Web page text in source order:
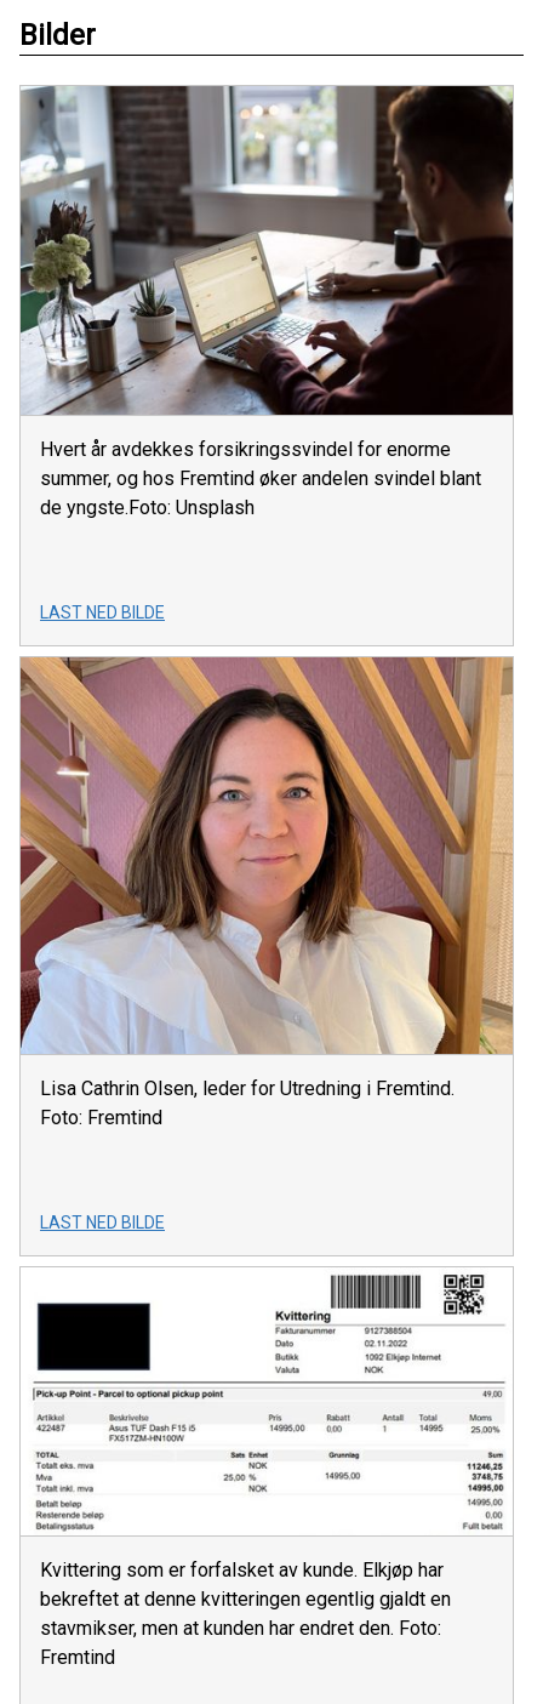
Bilder
Hvert år avdekkes forsikringssvindel for enorme
summer, og hos Fremtind øker andelen svindel blant
de yngste.Foto: Unsplash
LAST NED BILDE
Lisa Cathrin Olsen, leder for Utredning i Fremtind.
Foto: Fremtind
LAST NED BILDE
Kvittering som er forfalsket av kunde. Elkjøp har
bekreftet at denne kvitteringen egentlig gjaldt en
stavmikser, men at kunden har endret den. Foto:
Fremtind